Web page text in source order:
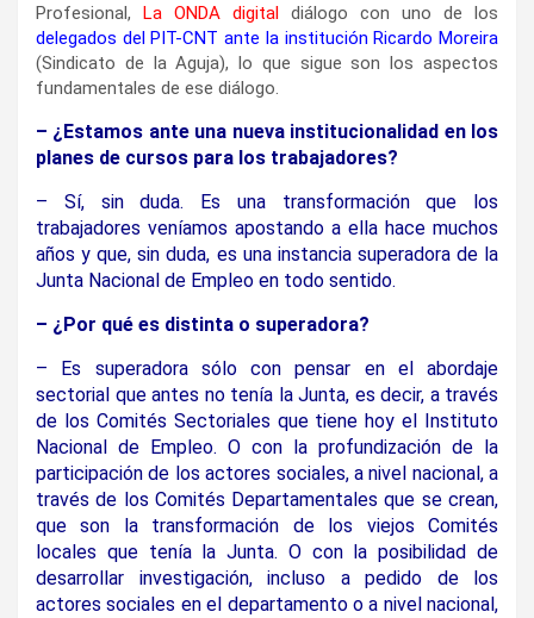
Profesional, La ONDA digital diálogo con uno de los
delegados del PIT-CNT ante la institución Ricardo Moreira
(Sindicato de la Aguja), lo que sigue son los aspectos
fundamentales de ese diálogo.
– ¿Estamos ante una nueva institucionalidad en los
planes de cursos para los trabajadores?
– Sí, sin duda. Es una transformación que los
trabajadores veníamos apostando a ella hace muchos
años y que, sin duda, es una instancia superadora de la
Junta Nacional de Empleo en todo sentido.
– ¿Por qué es distinta o superadora?
– Es superadora sólo con pensar en el abordaje
sectorial que antes no tenía la Junta, es decir, a través
de los Comités Sectoriales que tiene hoy el Instituto
Nacional de Empleo. O con la profundización de la
participación de los actores sociales, a nivel nacional, a
través de los Comités Departamentales que se crean,
que son la transformación de los viejos Comités
locales que tenía la Junta. O con la posibilidad de
desarrollar investigación, incluso a pedido de los
actores sociales en el departamento o a nivel nacional,